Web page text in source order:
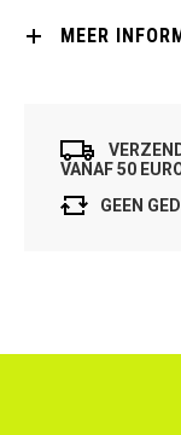
MEER
VANAF 50
GEEN